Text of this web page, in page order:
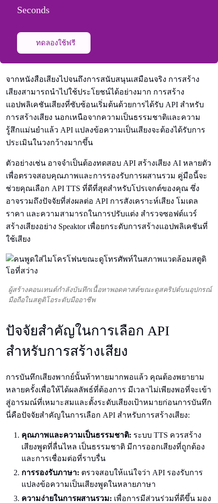
Seconds
ทดลองใช้ฟรี
จากหนังสือเสียงไปจนถึงการสนับสนุนเสมือนจริง การสร้าง
เสียงสามารถนำไปใช้ประโยชน์ได้อย่างมาก การสร้าง
แอปพลิเคชันเสียงที่ซับซ้อนเริ่มต้นด้วยการได้รับ API สำหรับ
การสร้างเสียง นอกเหนือจากความเป็นธรรมชาติและความ
รู้สึกแม่นยำแล้ว API แปลงข้อความเป็นเสียงจะต้องได้รับการ
ประเมินในวงกว้างมากขึ้น
ตัวอย่างเช่น อาจจำเป็นต้องทดสอบ API สร้างเสียง AI หลายตัว
เพื่อตรวจสอบคุณภาพและการรองรับการผสานรวม คู่มือนี้จะ
ช่วยคุณเลือก API TTS ที่ดีที่สุดสำหรับโปรเจกต์ของคุณ ซึ่ง
อาจรวมถึงปัจจัยที่ส่งผลต่อ API การสังเคราะห์เสียง โมเดล
ราคา และความสามารถในการปรับแต่ง สำรวจซอฟต์แวร์
สร้างเสียงอย่าง Speaktor เพื่อยกระดับการสร้างแอปพลิเคชันที่
ใช้เสียง
ผู้สร้างคอนเทนต์กำลังบันทึกเนื้อหาพอดคาสต์ขณะดูสคริปต์บนอุปกรณ์
มือถือในสตูดิโอระดับมืออาชีพ
ปัจจัยสำคัญในการเลือก API
สำหรับการสร้างเสียง
การบันทึกเสียงพากย์นั้นท้าทายมากพอแล้ว คุณต้องพยายาม
หลายครั้งเพื่อให้ได้ผลลัพธ์ที่ต้องการ มีเวลาไม่เพียงพอที่จะเข้า
สู่อารมณ์ที่เหมาะสมและตั้งระดับเสียงเป้าหมายก่อนการบันทึก
นี่คือปัจจัยสำคัญในการเลือก API สำหรับการสร้างเสียง:
คุณภาพและความเป็นธรรมชาติ: ระบบ TTS ควรสร้าง
เสียงพูดที่ลื่นไหล เป็นธรรมชาติ มีการออกเสียงที่ถูกต้อง
และการเชื่อมต่อที่ราบรื่น
การรองรับภาษา: ตรวจสอบให้แน่ใจว่า API รองรับการ
แปลงข้อความเป็นเสียงพูดในหลายภาษา
ความง่ายในการผสานรวม: เพื่อการมีส่วนร่วมที่ดีขึ้น มอง